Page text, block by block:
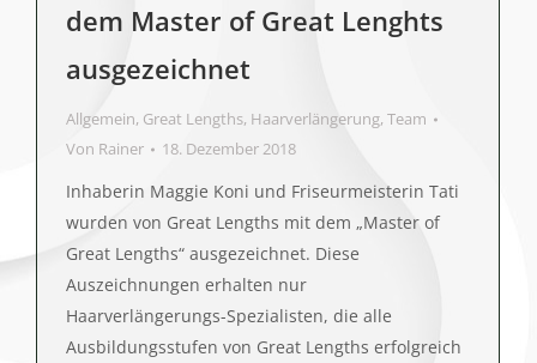
dem Master of Great Lenghts
ausgezeichnet
Allgemein, Great Lengths, Haarverlängerung, Team
Von Rainer 18. Dezember 2018
Inhaberin Maggie Koni und Friseurmeisterin Tati
wurden von Great Lengths mit dem „Master of
Great Lengths“ ausgezeichnet. Diese
Auszeichnungen erhalten nur
Haarverlängerungs-Spezialisten, die alle
Ausbildungsstufen von Great Lengths erfolgreich